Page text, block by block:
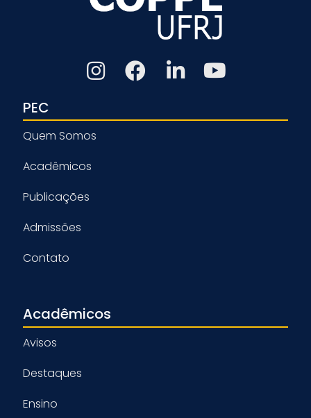
PEC
Quem Somos
Acadêmicos
Publicações
Admissões
Contato
Acadêmicos
Avisos
Destaques
Ensino